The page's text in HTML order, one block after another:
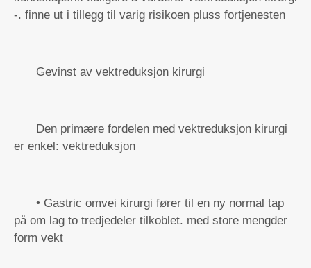
-. finne ut i tillegg til varig risikoen pluss fortjenesten
Gevinst av vektreduksjon kirurgi
Den primære fordelen med vektreduksjon kirurgi
er enkel: vektreduksjon
• Gastric omvei kirurgi fører til en ny normal tap
på om lag to tredjedeler tilkoblet. med store mengder
form vekt